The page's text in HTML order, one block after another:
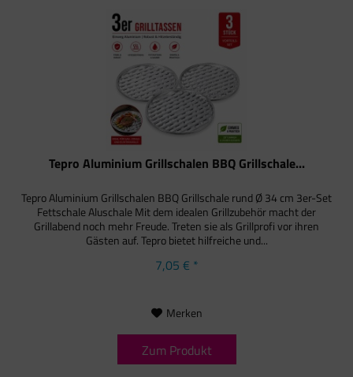
Tepro Aluminium Grillschalen BBQ Grillschale...
Tepro Aluminium Grillschalen BBQ Grillschale rund Ø 34 cm 3er-Set
Fettschale Aluschale Mit dem idealen Grillzubehör macht der
Grillabend noch mehr Freude. Treten sie als Grillprofi vor ihren
Gästen auf. Tepro bietet hilfreiche und...
7,05 € *
Merken
Zum Produkt